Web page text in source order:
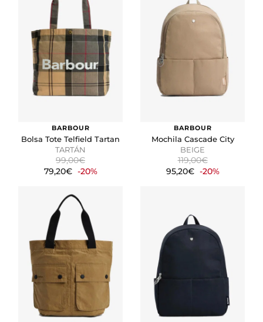
BARBOUR
Bolsa Tote Telfield Tartan
TARTÁN
99,00€
79,20€ -20%
BARBOUR
Mochila Cascade City
BEIGE
119,00€
95,20€ -20%
CONFIGURACIÓN DE COOKIES
HABILITAR TODO RECHAZAR TODO